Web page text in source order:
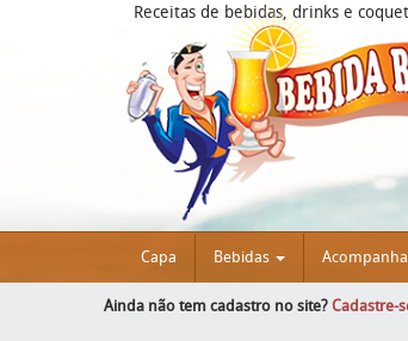
Receitas de bebidas, drinks e
Capa Bebidas
Ainda não tem cadastro no site? Cadastre-